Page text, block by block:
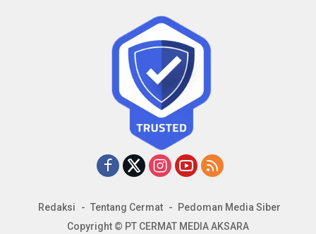
Redaksi Tentang Cermat
Pedoman Media Siber
Copyright © PT CERMAT MEDIA AKSARA